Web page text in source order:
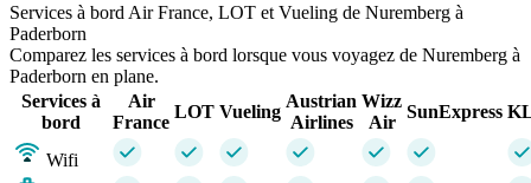
Services à bord Air France, LOT et Vueling de Nuremberg à
Paderborn
Comparez les services à bord lorsque vous voyagez de Nuremberg à
Paderborn en plane.
Services à
bord
Air
France
LOT Vueling
Austrian
Airlines
Wizz
Air
SunExpress
Wifi